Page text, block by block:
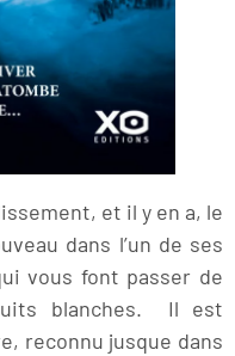
et il y en a, le
dans l’un de ses
vous font passer de
blanches. Il est
reconnu jusque dans